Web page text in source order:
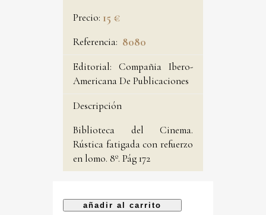
Precio: 15 €
Referencia: 8080
Editorial: Compañia Ibero-
Americana De Publicaciones
Descripción
Biblioteca del Cinema.
Rústica fatigada con refuerzo
en lomo. 8º. Pág 172